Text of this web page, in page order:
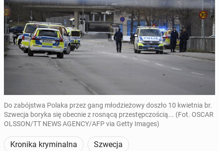
Do zabójstwa Polaka przez gang młodzieżowy doszło 10 kwietnia br.
Szwecja boryka się obecnie z rosnącą przestępczością... (Fot. OSCAR
OLSSON/TT NEWS AGENCY/AFP via Getty Images)
Kronika kryminalna Szwecja